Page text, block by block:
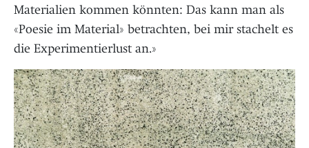
Materialien kommen könnten: Das kann man als
«Poesie im Material» betrachten, bei mir stachelt es
die Experimentierlust an.»